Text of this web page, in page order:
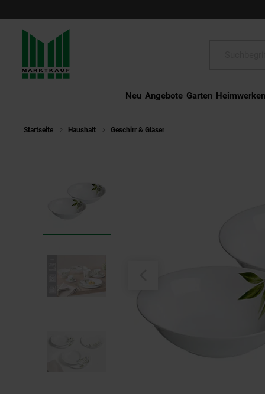
Neu Angebote Garten Heimwerken
Startseite Haushalt Geschirr & Gläser